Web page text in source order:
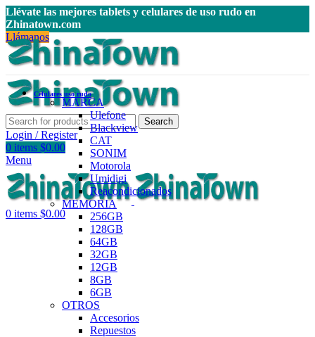
Llévate las mejores tablets y celulares de uso rudo en
Zhinatown.com
Llámanos
Search
Login / Register
0 items $0.00
Menu
0 items $0.00
Celulares uso rudo
MARCA
Ulefone
Blackview
CAT
SONIM
Motorola
Umidigi
Reacondicionados
MEMORIA
256GB
128GB
64GB
32GB
12GB
8GB
6GB
OTROS
Accesorios
Repuestos